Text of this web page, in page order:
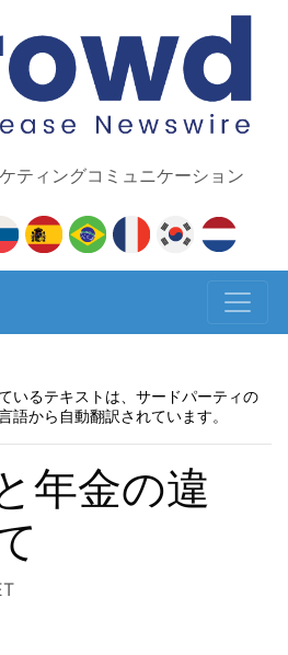
ティングコミュニケーション
いるテキストは、サードパーティの
語から自動翻訳されています。
年金の違